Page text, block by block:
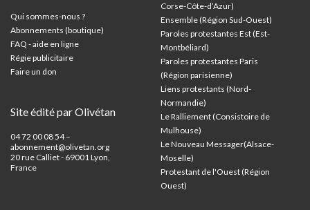
Qui sommes-nous ?
Abonnements (boutique)
FAQ - aide en ligne
Régie publicitaire
Faire un don
Site édité par Olivétan
04 72 00 08 54 –
abonnement@olivetan.org
20 rue Calliet - 69001 Lyon,
France
Corse-Côte-d’Azur)
Ensemble (Région Sud-Ouest)
Paroles protestantes Est (Est-
Montbéliard)
Paroles protestantes Paris
(Région parisienne)
Liens protestants (Nord-
Normandie)
Le Ralliement (Consistoire de
Mulhouse)
Le Nouveau Messager(Alsace-
Moselle)
Protestant de l'Ouest (Région
Ouest)